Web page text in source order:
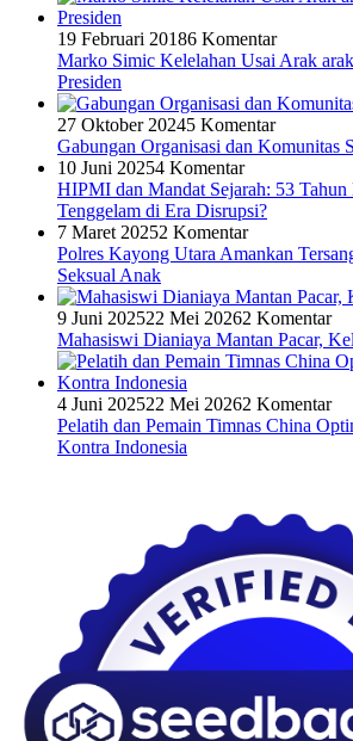
19 Februari 20186 Komentar
Marko Simic Kelelahan Usai Arak
Presiden
27 Oktober 20245 Komentar
Gabungan Organisasi dan Komunitas
10 Juni 20254 Komentar
HIPMI dan Mandat Sejarah: 53 Tahun
Tenggelam di Era Disrupsi?
7 Maret 20252 Komentar
Polres Kayong Utara Amankan
Seksual Anak
9 Juni 202522 Mei 20262 Komentar
Mahasiswi Dianiaya Mantan Pacar,
4 Juni 202522 Mei 20262 Komentar
Pelatih dan Pemain Timnas China
Kontra Indonesia